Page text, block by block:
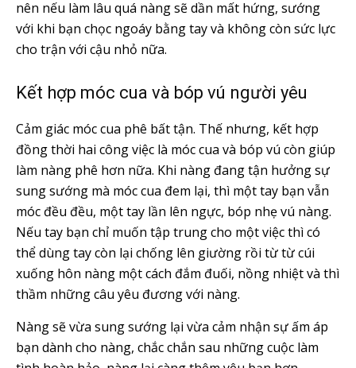
nên nếu làm lâu quá nàng sẽ dần mất hứng, sướng
với khi bạn chọc ngoáy bằng tay và không còn sức lực
cho trận với cậu nhỏ nữa.
Kết hợp móc cua và bóp vú người yêu
Cảm giác móc cua phê bất tận. Thế nhưng, kết hợp
đồng thời hai công việc là móc cua và bóp vú còn giúp
làm nàng phê hơn nữa. Khi nàng đang tận hưởng sự
sung sướng mà móc cua đem lại, thì một tay bạn vẫn
móc đều đều, một tay lần lên ngực, bóp nhẹ vú nàng.
Nếu tay bạn chỉ muốn tập trung cho một việc thì có
thể dùng tay còn lại chống lên giường rồi từ từ cúi
xuống hôn nàng một cách đắm đuối, nồng nhiệt và thì
thầm những câu yêu đương với nàng.
Nàng sẽ vừa sung sướng lại vừa cảm nhận sự ấm áp
bạn dành cho nàng, chắc chắn sau những cuộc làm